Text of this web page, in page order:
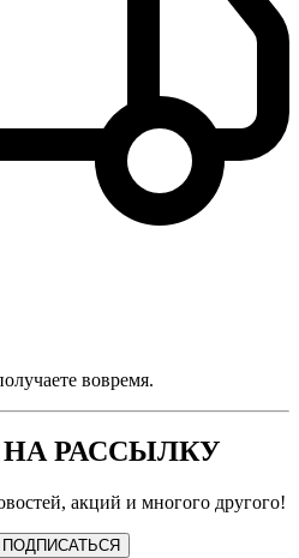
вовремя.
РАССЫЛКУ
акций и многого другого!
ПОДПИСАТЬСЯ